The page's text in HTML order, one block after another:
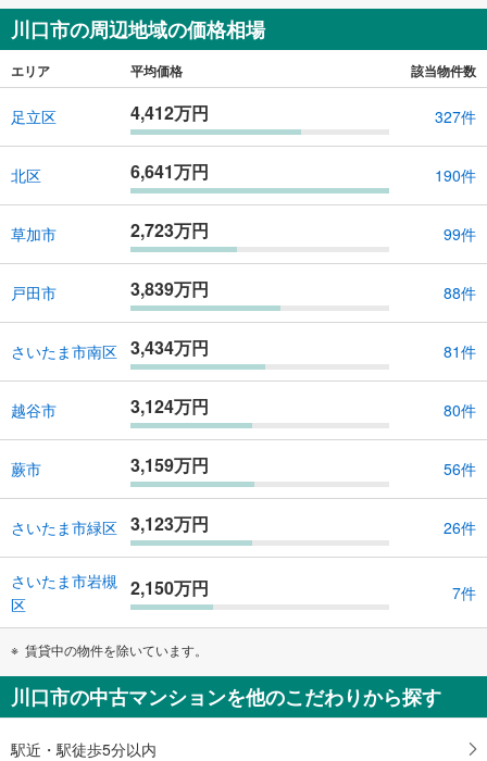
川口市の周辺地域の価格相場
エリア 平均価格 該当物件数
足立区 4,412万円 327件
北区 6,641万円 190件
草加市 2,723万円 99件
戸田市 3,839万円 88件
さいたま市南区 3,434万円 81件
越谷市 3,124万円 80件
蕨市 3,159万円 56件
さいたま市緑区 3,123万円 26件
さいたま市岩槻
区
2,150万円 7件
賃貸中の物件を除いています。
川口市の中古マンションを他のこだわりから探す
駅近・駅徒歩5分以内